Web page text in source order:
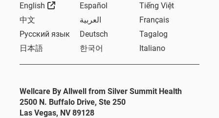
English Sitio Externo
Español
Tiếng Việt
中文
العربية
Français
Русский язык
Deutsch
Tagalog
日本語
한국어 Italiano
Wellcare By Allwell from Silver Summit Health
2500 N. Buffalo Drive, Ste 250
Las Vegas, NV 89128